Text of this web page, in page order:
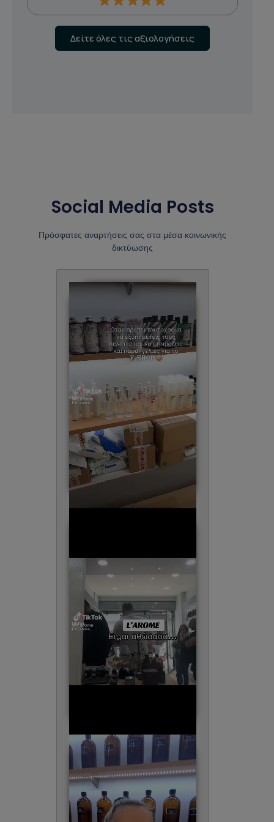
Δείτε όλες τις αξιολογήσεις
Social Media Posts
Πρόσφατες αναρτήσεις σας στα μέσα κοινωνικής
δικτύωσης